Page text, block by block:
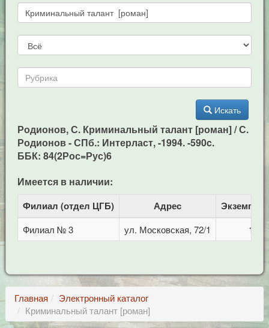
Искать
Родионов, С. Криминальный талант [роман] / С.
Родионов - СПб.: Интерласт, -1994. -590c.
ББК: 84(2Рос=Рус)6
Имеется в наличии:
Филиал (отдел ЦГБ) Адрес
Филиал № 3 ул. Московская, 72/1 1
Главная
Электронный каталог
Криминальный талант [роман]